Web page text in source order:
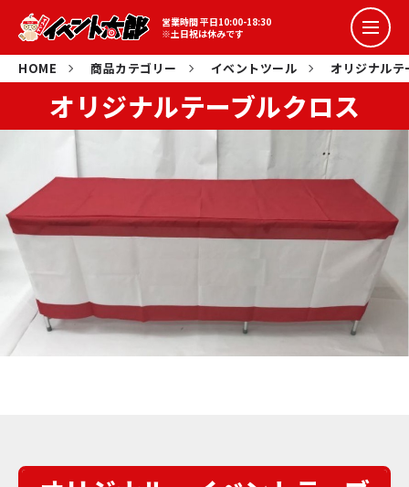
営業時間 平日10:00-18:30
※土日祝は休みです
盛り上げイベント
詰め放題イベント
コラボイベント
抽選会イベント
スポーツ系イベント
イベント花子
HOME 商品カテゴリー イベントツール オリジナルテ
オリジナルテーブルクロス